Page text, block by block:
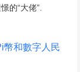
的“大佬”.
幣和數字人民